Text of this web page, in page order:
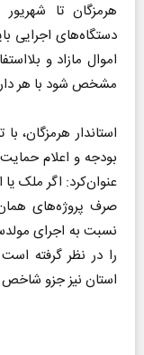
دستگاه‌های اجرایی
اموال مازاد و
مشخص شود با هر
استاندار هرمزگان،
بودجه و اعلام
عنوان‌کرد: اگر ملک
صرف پروژه‌های
نسبت به اجرای
را در نظر گرفته
استان نیز جزو شاخص